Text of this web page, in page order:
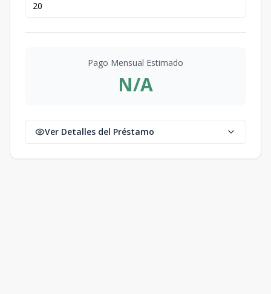
Pago Mensual Estimado
N/A
Ver Detalles del Préstamo